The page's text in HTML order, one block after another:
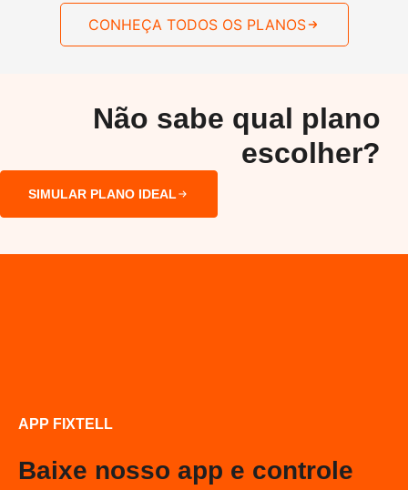
CONHEÇA TODOS OS PLANOS
Não sabe qual plano
escolher?
SIMULAR PLANO IDEAL
APP FIXTELL
Baixe nosso app e controle